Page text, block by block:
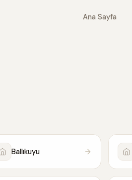
Ana Sayfa
Ballıkuyu